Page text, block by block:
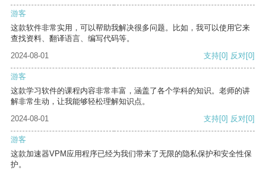
游客
这款软件非常实用，可以帮助我解决很多问题。比如，我可以使用它来
查找资料、翻译语言、编写代码等。
2024-08-01
支持[0] 反对[0]
游客
这款学习软件的课程内容非常丰富，涵盖了各个学科的知识。老师的讲
解非常生动，让我能够轻松理解知识点。
2024-08-01
支持[0] 反对[0]
游客
这款加速器VPM应用程序已经为我们带来了无限的隐私保护和安全性保
护。